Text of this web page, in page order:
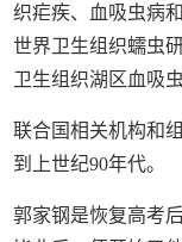
织疟疾、血吸虫病
世界卫生组织蠕虫
卫生组织湖区血吸
联合国相关机构和
到上世纪90年代。
郭家钢是恢复高考